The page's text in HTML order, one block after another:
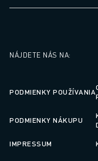
SPRÁVY A MÉDIÁ
O SPOLOČNOSTI FANUC
UDRŽATEĽNOSŤ
TVORTE SVOJU
NÁJDETE NÁS NA:
PODMIENKY POUŽÍVANIA
PODMIENKY NÁKUPU
IMPRESSUM